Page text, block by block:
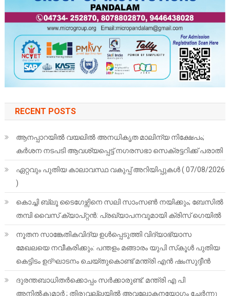
RECENT POSTS
ആനപ്പാറയിൽ വയലിൽ അനധികൃത മാലിന്യ നിക്ഷേപം;
കർശന നടപടി ആവശ്യപ്പെട്ട് നഗരസഭാ സെക്രട്ടറിക്ക് പരാതി
ഏറ്റവും പുതിയ കാലാവസ്ഥ വകുപ്പ് അറിയിപ്പുകള്‍ ( 07/08/2026
)
കൊച്ചി ബ്ലൂ ടൈഗേഴ്സിനെ സലി സാംസൺ നയിക്കും; ബേസിൽ
തമ്പി വൈസ് ക്യാപ്റ്റൻ: പ്രഖ്യാപനവുമായി ക്രിസ് ഗെയിൽ
നൂതന സാങ്കേതികവിദ്യ ഉള്‍പ്പെടുത്തി വിദ്യാഭ്യാസ
മേഖലയെ നവീകരിക്കും: പന്തളം മങ്ങാരം യുപി സ്‌കൂള്‍ പുതിയ
കെട്ടിടം ഉദ്ഘാടനം ചെയ്തുകൊണ്ട് മന്ത്രി എന്‍ ഷംസുദ്ദീന്‍
ദുരന്തബാധിതര്‍ക്കൊപ്പം സര്‍ക്കാരുണ്ട്: മന്ത്രി എ പി
അനില്‍കുമാര്‍ ; തിരുവല്ലയില്‍ അവലോകനയോഗം ചേര്‍ന്നു